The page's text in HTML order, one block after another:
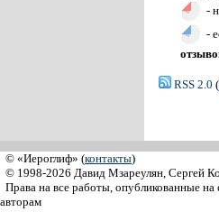
-
-
RSS 2.0 (
© «Иероглиф» (контакты)
© 1998-2026 Давид Мзареулян, Сергей
Права на все работы, опубликованные на
авторам